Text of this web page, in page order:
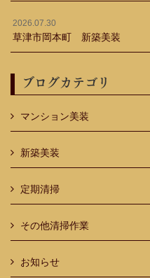
2026.07.30
草津市岡本町 新築美装
ブログカテゴリ
マンション美装
新築美装
定期清掃
その他清掃作業
お知らせ